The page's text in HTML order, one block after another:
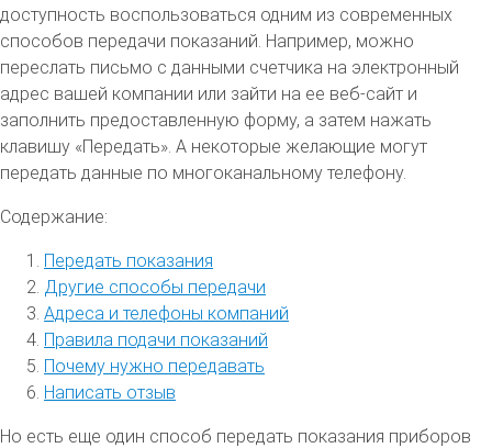
доступность воспользоваться одним из современных
способов передачи показаний. Например, можно
переслать письмо с данными счетчика на электронный
адрес вашей компании или зайти на ее веб-сайт и
заполнить предоставленную форму, а затем нажать
клавишу «Передать». А некоторые желающие могут
передать данные по многоканальному телефону.
Содержание:
Передать показания
Другие способы передачи
Адреса и телефоны компаний
Правила подачи показаний
Почему нужно передавать
Написать отзыв
Но есть еще один способ передать показания приборов